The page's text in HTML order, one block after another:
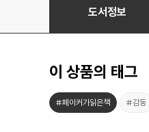
녹나무의 파수꾼
도서정보
이 상품의 태그
#페이커가읽은책 #감동